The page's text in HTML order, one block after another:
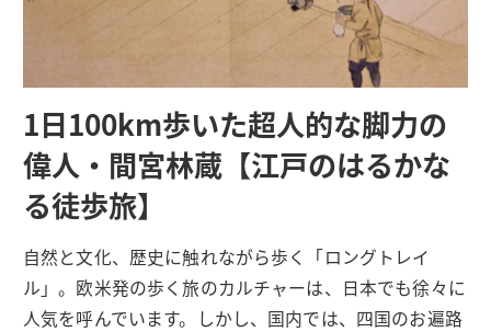
1日100km歩いた超人的な脚力の
偉人・間宮林蔵【江戸のはるかな
る徒歩旅】
自然と文化、歴史に触れながら歩く「ロングトレイ
ル」。欧米発の歩く旅のカルチャーは、日本でも徐々に
人気を呼んでいます。しかし、国内では、四国のお遍路